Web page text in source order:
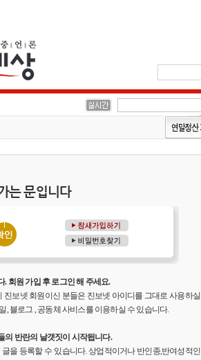
는 문입니다
회원 가입 후 로그인 해 주세요.
보넷 회원이신 분들은 진보넷 아이디를 그대로 사용하실
, 블로그 , 공동체 사비스를 이용하실 수 있습니다.
의 반란의 날갯짓이 시작됩니다.
을 등록할 수 있습니다. 상업적이거나 반인종,반여성적인